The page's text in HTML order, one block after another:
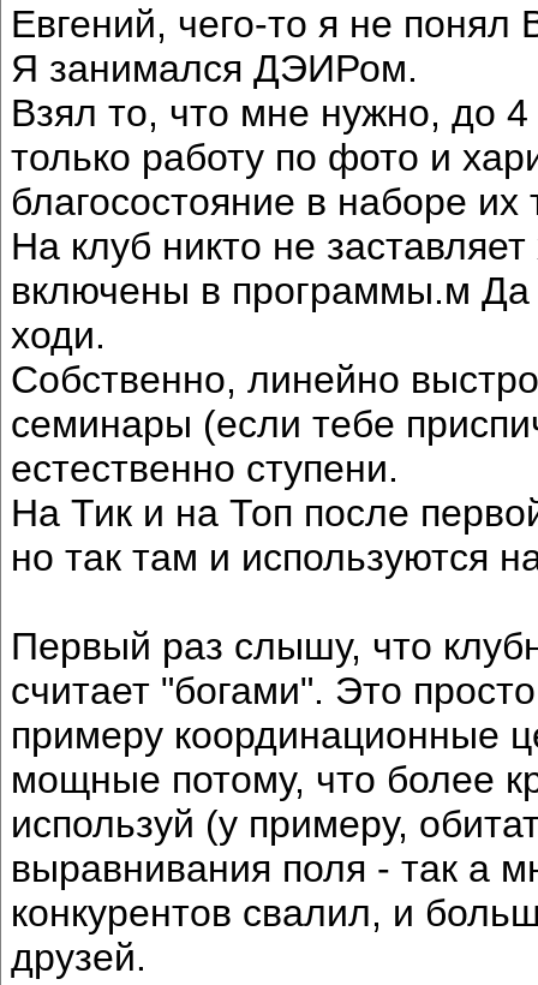
Евгений, чего-то я не понял
Я занимался ДЭИРом.
Взял то, что мне нужно, до
только работу по фото и
благосостояние в наборе их
На клуб никто не
включены в программы.м
ходи.
Собственно, линейно
семинары (если тебе
естественно ступени.
На Тик и на Топ после
но так там и используются
Первый раз слышу, что
считает "богами". Это
примеру координационные
мощные потому, что более
используй (у примеру,
выравнивания поля - так а
конкурентов свалил, и
друзей.